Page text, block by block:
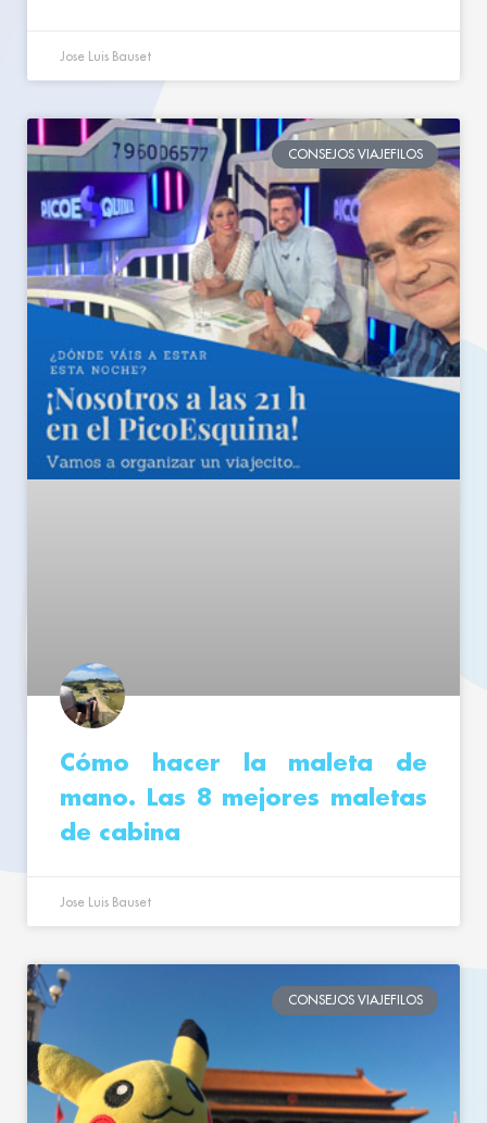
Jose Luis Bauset
CONSEJOS VIAJEFILOS
Cómo hacer la maleta de
mano. Las 8 mejores maletas
de cabina
Jose Luis Bauset
CONSEJOS VIAJEFILOS